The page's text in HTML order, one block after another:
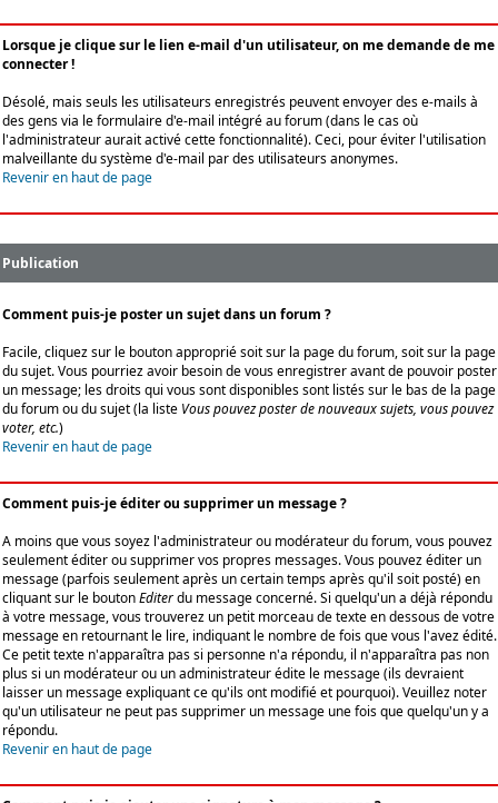
Lorsque je clique sur le lien e-mail d'un utilisateur, on me demande de me
connecter !
Désolé, mais seuls les utilisateurs enregistrés peuvent envoyer des e-mails à
des gens via le formulaire d'e-mail intégré au forum (dans le cas où
l'administrateur aurait activé cette fonctionnalité). Ceci, pour éviter l'utilisation
malveillante du système d'e-mail par des utilisateurs anonymes.
Revenir en haut de page
Publication
Comment puis-je poster un sujet dans un forum ?
Facile, cliquez sur le bouton approprié soit sur la page du forum, soit sur la page
du sujet. Vous pourriez avoir besoin de vous enregistrer avant de pouvoir poster
un message; les droits qui vous sont disponibles sont listés sur le bas de la page
du forum ou du sujet (la liste Vous pouvez poster de nouveaux sujets, vous pouvez
voter, etc.)
Revenir en haut de page
Comment puis-je éditer ou supprimer un message ?
A moins que vous soyez l'administrateur ou modérateur du forum, vous pouvez
seulement éditer ou supprimer vos propres messages. Vous pouvez éditer un
message (parfois seulement après un certain temps après qu'il soit posté) en
cliquant sur le boutonEditerdu message concerné. Si quelqu'un a déjà répondu
à votre message, vous trouverez un petit morceau de texte en dessous de votre
message en retournant le lire, indiquant le nombre de fois que vous l'avez édité.
Ce petit texte n'apparaîtra pas si personne n'a répondu, il n'apparaîtra pas non
plus si un modérateur ou un administrateur édite le message (ils devraient
laisser un message expliquant ce qu'ils ont modifié et pourquoi). Veuillez noter
qu'un utilisateur ne peut pas supprimer un message une fois que quelqu'un y a
répondu.
Revenir en haut de page